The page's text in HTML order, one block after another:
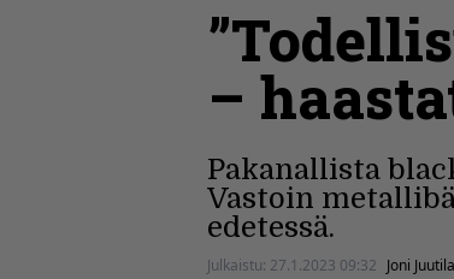
–
Pakanallista
Vastoin
edetessä.
Julkaistu: 27.1.2023 09:32 Joni